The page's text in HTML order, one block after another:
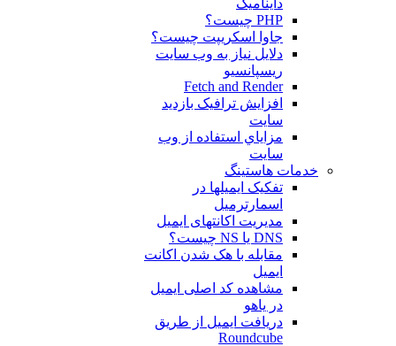
داینامیک
PHP چیست؟
جاوا اسکریپت چیست؟
دلايل نياز به وب سايت
ريسپانسيو
Fetch and Render
افزایش ترافیک بازدید
سایت
مزاياي استفاده از وب
سايت
خدمات هاستینگ
تفکیک ایمیلها در
اسمارترمیل
مدیریت اکانتهای ایمیل
DNS یا NS چیست؟
مقابله با هک شدن اکانت
ایمیل
مشاهده کد اصلی ایمیل
در یاهو
دریافت ایمیل از طریق
Roundcube